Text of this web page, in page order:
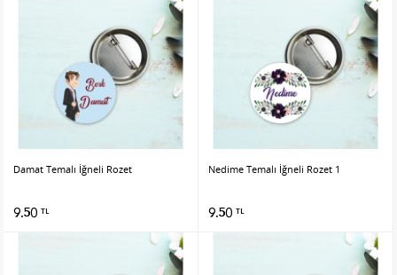
Damat Temalı İğneli Rozet
9.50 TL
Nedime Temalı İğneli Rozet 1
9.50 TL